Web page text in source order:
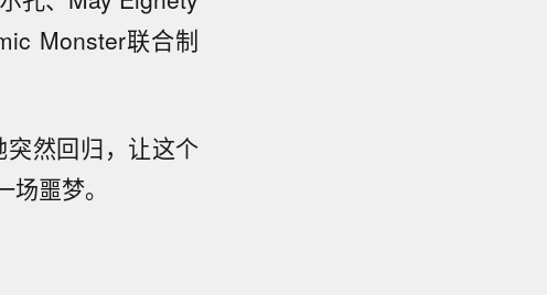
Monster联合制
然回归，让这个
噩梦。